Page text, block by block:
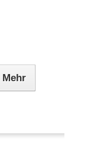
Mehr